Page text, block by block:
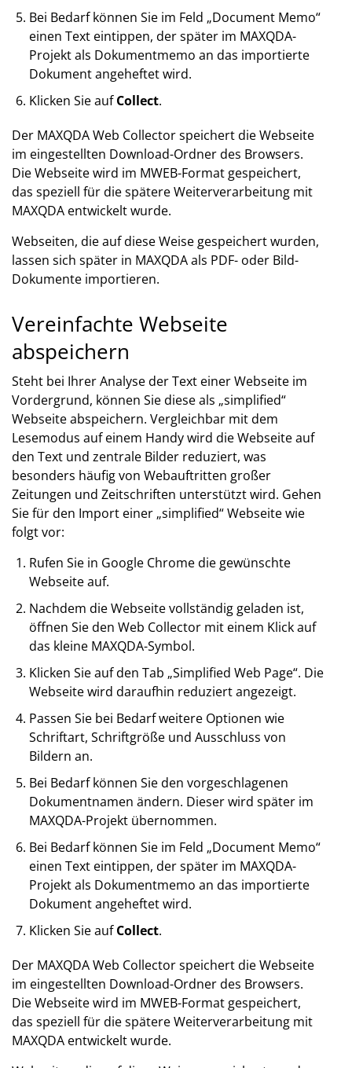
Bei Bedarf können Sie im Feld „Document Memo“
einen Text eintippen, der später im MAXQDA-
Projekt als Dokumentmemo an das importierte
Dokument angeheftet wird.
Klicken Sie aufCollect.
Der MAXQDA Web Collector speichert die Webseite
im eingestellten Download-Ordner des Browsers.
Die Webseite wird im MWEB-Format gespeichert,
das speziell für die spätere Weiterverarbeitung mit
MAXQDA entwickelt wurde.
Webseiten, die auf diese Weise gespeichert wurden,
lassen sich später in MAXQDA als PDF- oder Bild-
Dokumente importieren.
Vereinfachte Webseite
abspeichern
Steht bei Ihrer Analyse der Text einer Webseite im
Vordergrund, können Sie diese als „simplified“
Webseite abspeichern. Vergleichbar mit dem
Lesemodus auf einem Handy wird die Webseite auf
den Text und zentrale Bilder reduziert, was
besonders häufig von Webauftritten großer
Zeitungen und Zeitschriften unterstützt wird. Gehen
Sie für den Import einer „simplified“ Webseite wie
folgt vor:
Rufen Sie in Google Chrome die gewünschte
Webseite auf.
Nachdem die Webseite vollständig geladen ist,
öffnen Sie den Web Collector mit einem Klick auf
das kleine MAXQDA-Symbol.
Klicken Sie auf den Tab „Simplified Web Page“. Die
Webseite wird daraufhin reduziert angezeigt.
Passen Sie bei Bedarf weitere Optionen wie
Schriftart, Schriftgröße und Ausschluss von
Bildern an.
Bei Bedarf können Sie den vorgeschlagenen
Dokumentnamen ändern. Dieser wird später im
MAXQDA-Projekt übernommen.
Bei Bedarf können Sie im Feld „Document Memo“
einen Text eintippen, der später im MAXQDA-
Projekt als Dokumentmemo an das importierte
Dokument angeheftet wird.
Klicken Sie aufCollect.
Der MAXQDA Web Collector speichert die Webseite
im eingestellten Download-Ordner des Browsers.
Die Webseite wird im MWEB-Format gespeichert,
das speziell für die spätere Weiterverarbeitung mit
MAXQDA entwickelt wurde.